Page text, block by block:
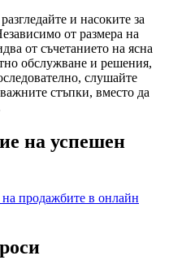
и насоките за
от размера на
от съчетанието на ясна
обслужване и решения,
слушайте
стъпки, вместо да
на успешен
на продажбите в онлайн